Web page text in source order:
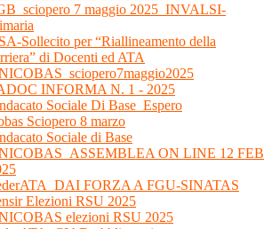
7 maggio 2025_INVALSI-
Sollecito per “Riallineamento della
di Docenti ed ATA
INFORMA N. 1 - 2025
Sociale Di Base_Espero
Sciopero 8 marzo
Sociale di Base
ON LINE 12 FEB
FORZA A FGU-SINATAS
Elezioni RSU 2025
elezioni RSU 2025